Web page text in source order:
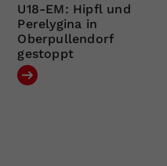
U18-EM: Hipfl und
Perelygina in
Oberpullendorf
gestoppt